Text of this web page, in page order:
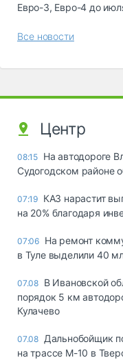
Евро-3, Евро-4 до
Все новости
Центр
08:15 На автодороге
Судогодском районе
07:19 КАЗ нарастит
на 20% благодаря
07:06 На ремонт
в Туле выделили 40
07.08 В Ивановской
порядок 5 км
Кулачево
07.08 Дальнобойщик
на трассе М-10 в